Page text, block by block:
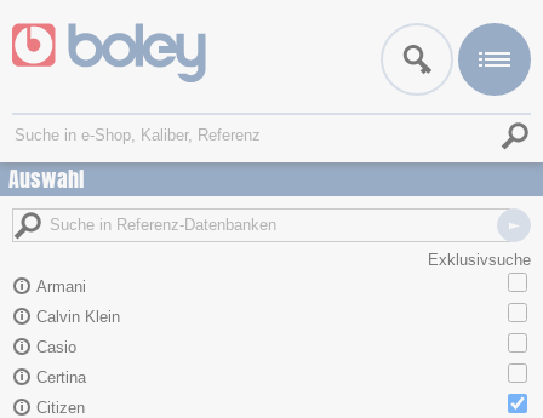
Auswahl
Exklusivsuche
Armani
Calvin Klein
Casio
Certina
Citizen